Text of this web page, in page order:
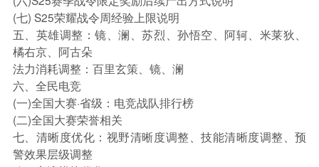
(七) S25荣耀战令周经验上限说明
五、英雄调整：镜、澜、苏烈、孙悟空、阿轲、米莱狄、
橘右京、阿古朵
法力消耗调整：百里玄策、镜、澜
六、全民电竞
(一)全国大赛·省级：电竞战队排行榜
(二)全国大赛荣誉相关
七、清晰度优化：视野清晰度调整、技能清晰度调整、预
警效果层级调整